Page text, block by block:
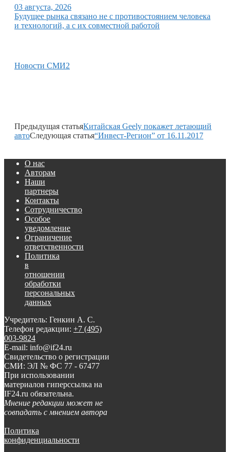
03 августа, 2026
Будущее рынка связано не с противостоянием человека
и технологий, а с их совместной работой
Новости СМИ2
Предыдущая статьяКитайская Geely покажет летающий
автоСледующая статья“Инвест-Регион” от 16.11.2017
О нас
Авторам
Наши
партнеры
Контакты
Сотрудничество
Особое
уведомление
Ограничение
ответственности
Политика
в
отношении
обработки
персональных
данных
Учредитель: Генкин А. С.
Телефон редакции: +7 (495)
003-9824
E-mail: info@if24.ru
Свидетельство о регистрации
СМИ: ЭЛ № ФС 77 - 67477
При использовании
материалов гиперссылка на
IF24.ru обязательна.
Мнение редакции может не
совпадать с мнением автора
Политика
конфиденциальности